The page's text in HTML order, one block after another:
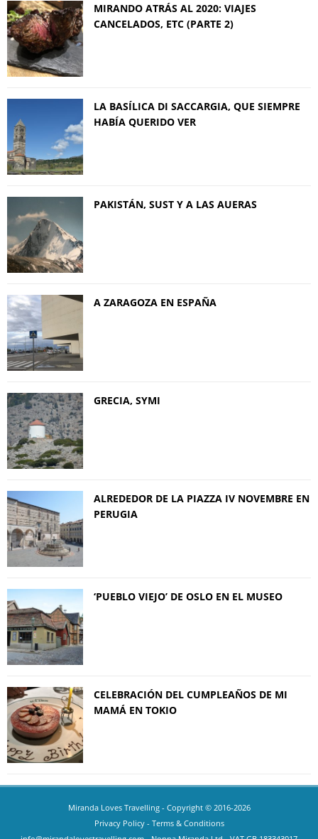
MIRANDO ATRÁS AL 2020: VIAJES
CANCELADOS, ETC (PARTE 2)
LA BASÍLICA DI SACCARGIA, QUE SIEMPRE
HABÍA QUERIDO VER
PAKISTÁN, SUST Y A LAS AUERAS
A ZARAGOZA EN ESPAÑA
GRECIA, SYMI
ALREDEDOR DE LA PIAZZA IV NOVEMBRE EN
PERUGIA
‘PUEBLO VIEJO’ DE OSLO EN EL MUSEO
CELEBRACIÓN DEL CUMPLEAÑOS DE MI
MAMÁ EN TOKIO
Miranda Loves Travelling- Copyright © 2016-2026
Privacy Policy- Terms & Conditions